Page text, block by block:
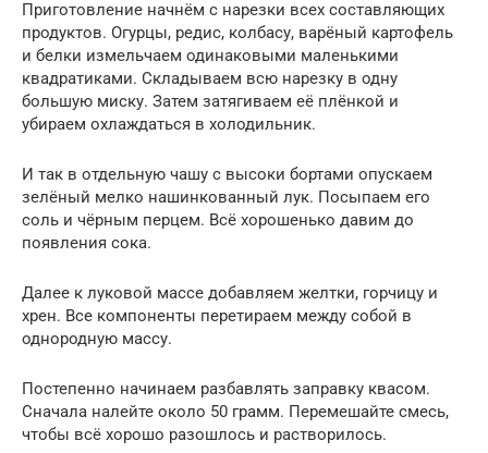
Приготовление начнём с нарезки всех составляющих
продуктов. Огурцы, редис, колбасу, варёный картофель
и белки измельчаем одинаковыми маленькими
квадратиками. Складываем всю нарезку в одну
большую миску. Затем затягиваем её плёнкой и
убираем охлаждаться в холодильник.
И так в отдельную чашу с высоки бортами опускаем
зелёный мелко нашинкованный лук. Посыпаем его
соль и чёрным перцем. Всё хорошенько давим до
появления сока.
Далее к луковой массе добавляем желтки, горчицу и
хрен. Все компоненты перетираем между собой в
однородную массу.
Постепенно начинаем разбавлять заправку квасом.
Сначала налейте около 50 грамм. Перемешайте смесь,
чтобы всё хорошо разошлось и растворилось.